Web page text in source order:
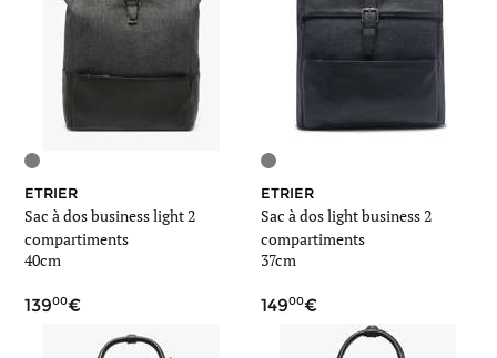
ETRIER
Sac à dos business light 2
compartiments
40cm
13900
ETRIER
Sac à dos light business 2
compartiments
37cm
14900